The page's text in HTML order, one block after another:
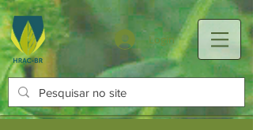
Login